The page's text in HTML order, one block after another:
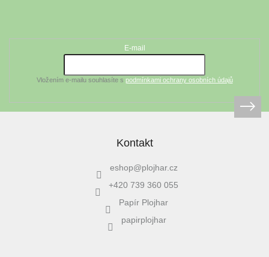
E-mail
Vložením e-mailu souhlasíte s podmínkami ochrany osobních údajů
Kontakt
eshop@plojhar.cz
+420 739 360 055
Papír Plojhar
papirplojhar